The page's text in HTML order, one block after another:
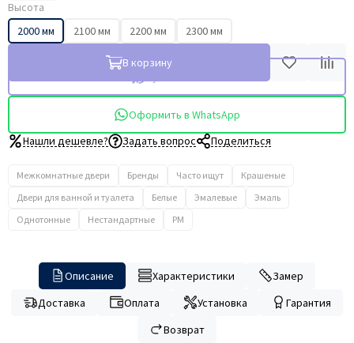
Высота
2000 мм
2100 мм 2200 мм 2300 мм
В корзину
Оформить в WhatsApp
Нашли дешевле?
Задать вопрос Поделиться
Межкомнатные двери Бренды Часто ищут
Крашеные
Двери для ванной и туалета
Белые Эмалевые
Эмаль
Однотонные
Нестандартные PM
Описание Характеристики
Замер
Доставка
Оплата Установка
Гарантия
Возврат